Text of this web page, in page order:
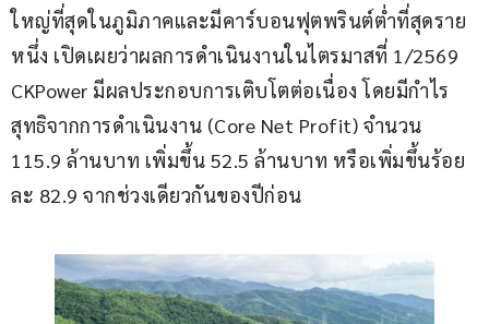
ใหญ่ที่สุดในภูมิภาคและมีคาร์บอนฟุตพรินต์ต่ำที่สุดราย
หนึ่ง เปิดเผยว่าผลการดำเนินงานในไตรมาสที่ 1/2569
CKPower มีผลประกอบการเติบโตต่อเนื่อง โดยมีกำไร
สุทธิจากการดำเนินงาน (Core Net Profit) จำนวน
115.9 ล้านบาท เพิ่มขึ้น 52.5 ล้านบาท หรือเพิ่มขึ้นร้อย
ละ 82.9 จากช่วงเดียวกันของปีก่อน